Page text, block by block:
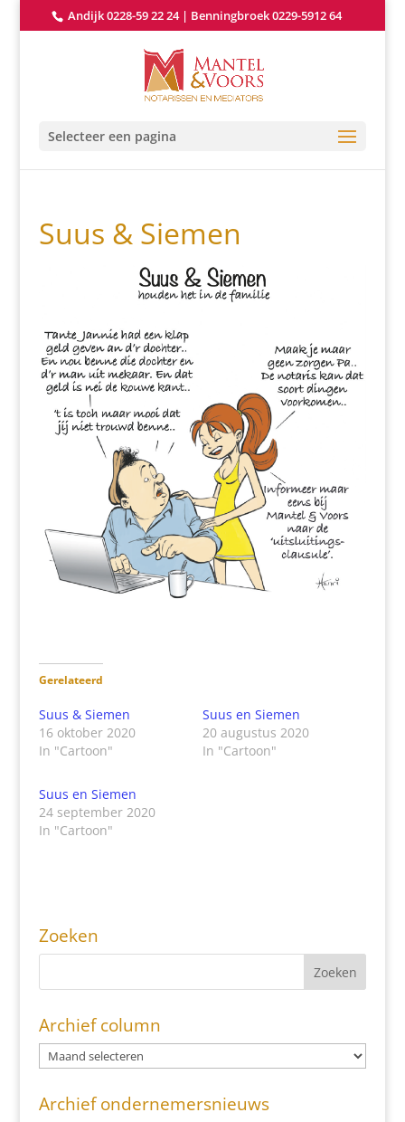
Andijk 0228-59 22 24| Benningbroek 0229-5912 64
Selecteer een pagina
Suus & Siemen
Gerelateerd
Suus & Siemen
16 oktober 2020
In "Cartoon"
Suus en Siemen
20 augustus 2020
In "Cartoon"
Suus en Siemen
24 september 2020
In "Cartoon"
Zoeken
Archief column
Archief ondernemersnieuws